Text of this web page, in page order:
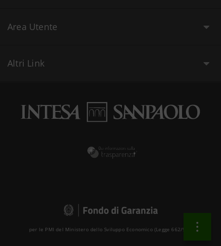
Area Utente
Altri Link
per le PMI del Ministero dello Sviluppo Economico (Legge 662/96 )